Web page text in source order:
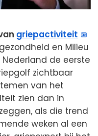
griepactiviteit
en Milieu
de eerste
zichtbaar
van het
zien dan in
als die trend
weken al een